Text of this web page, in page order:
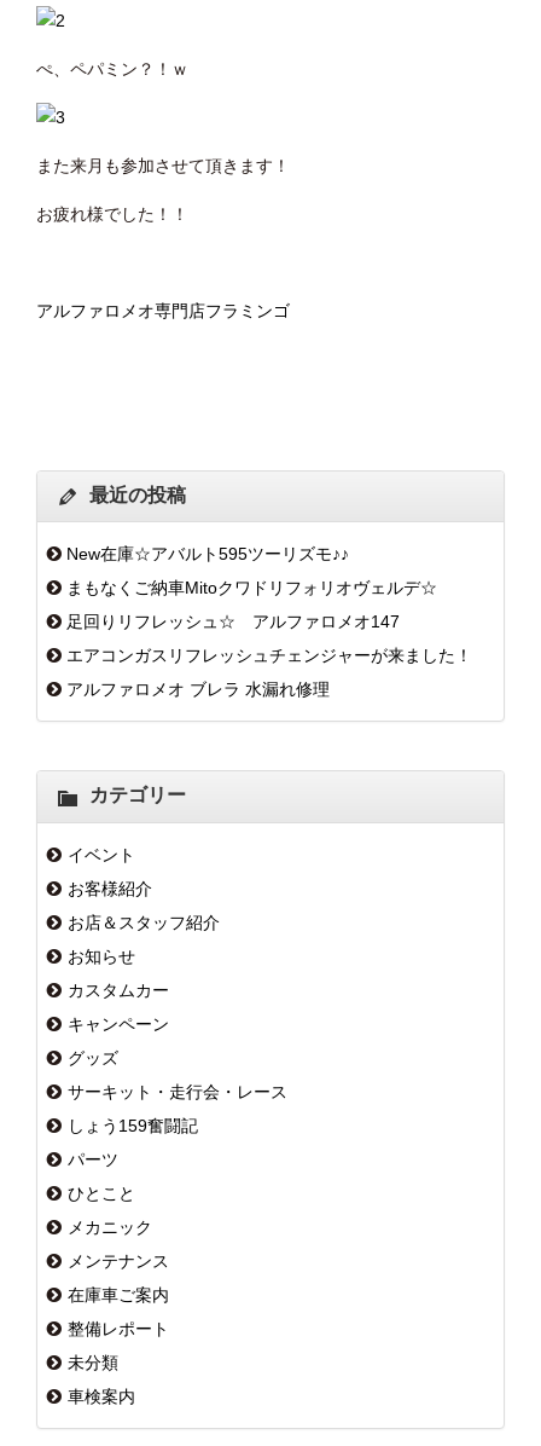
ぺ、ペパミン？！ｗ
また来月も参加させて頂きます！
お疲れ様でした！！
アルファロメオ専門店フラミンゴ
最近の投稿
New在庫☆アバルト595ツーリズモ♪♪
まもなくご納車Mitoクワドリフォリオヴェルデ☆
足回りリフレッシュ☆ アルファロメオ147
エアコンガスリフレッシュチェンジャーが来ました！
アルファロメオ ブレラ 水漏れ修理
カテゴリー
イベント
お客様紹介
お店＆スタッフ紹介
お知らせ
カスタムカー
キャンペーン
グッズ
サーキット・走行会・レース
しょう159奮闘記
パーツ
ひとこと
メカニック
メンテナンス
在庫車ご案内
整備レポート
未分類
車検案内